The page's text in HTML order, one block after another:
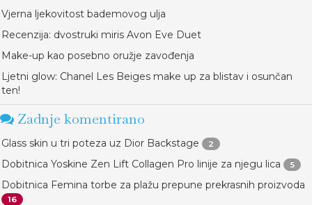
Vjerna ljekovitost bademovog ulja
Recenzija: dvostruki miris Avon Eve Duet
Make-up kao posebno oružje zavođenja
Ljetni glow: Chanel Les Beiges make up za blistav i osunčan
ten!
Zadnje komentirano
Glass skin u tri poteza uz Dior Backstage 2
Dobitnica Yoskine Zen Lift Collagen Pro linije za njegu lica 5
Dobitnica Femina torbe za plažu prepune prekrasnih proizvoda
16